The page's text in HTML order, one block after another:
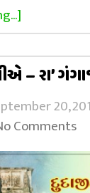
– રા’
20,
Comments